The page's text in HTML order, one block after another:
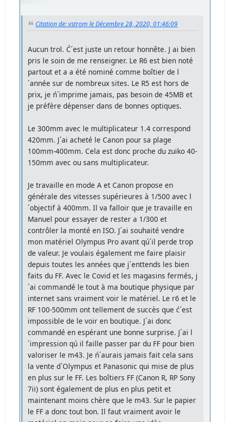
Citation de: vstrom le Décembre 28, 2020, 01:46:09
Aucun trol. Ć´est juste un retour honnête. J ai bien
pris le soin de me renseigner. Le R6 est bien noté
partout et a a été nominé comme boîtier de l
´année sur de nombreux sites. Le R5 est hors de
prix, je ń´imprime jamais, pas besoin de 45MB et
je préfère dépenser dans de bonnes optiques.
Le 300mm avec le multiplicateur 1.4 correspond
420mm. J´ai acheté le Canon pour sa plage
100mm-400mm. Cela est donc proche du zuiko 40-
150mm avec ou sans multiplicateur.
Je travaille en mode A et Canon propose en
générale des vitesses supérieures à 1/500 avec l
´objectif à 400mm. Il va falloir que je travaille en
Manuel pour essayer de rester a 1/300 et
contrôler la monté en ISO. J´ai souhaité vendre
mon matériel Olympus Pro avant qú´il perde trop
de valeur. Je voulais également me faire plaisir
depuis toutes les années que j´enttends les bien
faits du FF. Avec le Covid et les magasins fermés, j
´ai commandé le tout à ma boutique physique par
internet sans vraiment voir le matériel. Le r6 et le
RF 100-500mm ont tellement de succès que ć´est
impossible de le voir en boutique. J´ai donc
commandé en espérant une bonne surprise. J´ai l
´impression qú il faille passer par du FF pour bien
valoriser le m43. Je ń´aurais jamais fait cela sans
la vente d´Olympus et Panasonic qui mise de plus
en plus sur le FF. Les boîtiers FF (Canon R, RP Sony
7ii) sont également de plus en plus petit et
maintenant moins chère que le m43. Sur le papier
le FF a donc tout bon. Il faut vraiment avoir le